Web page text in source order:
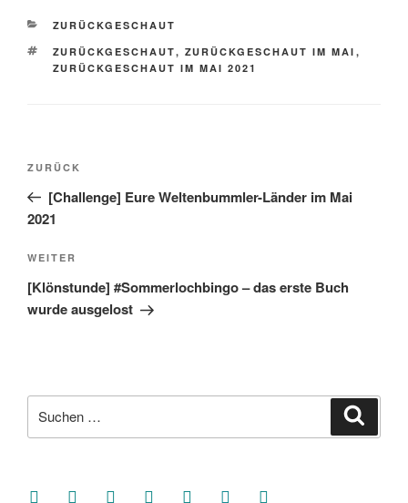
KATEGORIEN
ZURÜCKGESCHAUT
SCHLAGWÖRTER
ZURÜCKGESCHAUT, ZURÜCKGESCHAUT IM MAI ,
ZURÜCKGESCHAUT IM MAI 2021
Beitragsnavigation
Vorheriger
Beitrag
ZURÜCK
[Challenge] Eure Weltenbummler-Länder im Mai
2021
Nächster
Beitrag
WEITER
[Klönstunde] #Sommerlochbingo – das erste Buch
wurde ausgelost
nach:
facebooksoundcloud
twitter mastodoninstagramthreads goodreads